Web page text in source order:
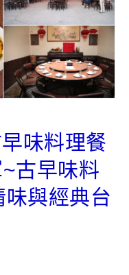
味料理餐
古早味料
與經典台